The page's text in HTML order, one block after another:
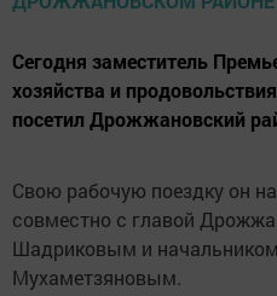
Сегодня заместитель
хозяйства и
посетил Дрожжановский
Свою рабочую поездку он
совместно с главой
Шадриковым и
Мухаметзяновым.